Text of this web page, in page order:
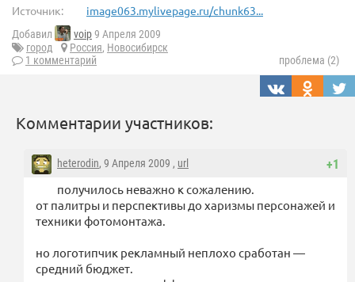
Источник: image063.mylivepage.ru/chunk63...
Добавил voip9 Апреля 2009
город
Россия, Новосибирск
1 комментарий
проблема (2)
Комментарии участников:
+1
heterodin, 9 Апреля 2009 , url
получилось неважно к сожалению.
от палитры и перспективы до харизмы персонажей и
техники фотомонтажа.
но логотипчик рекламный неплохо сработан —
средний бюджет.